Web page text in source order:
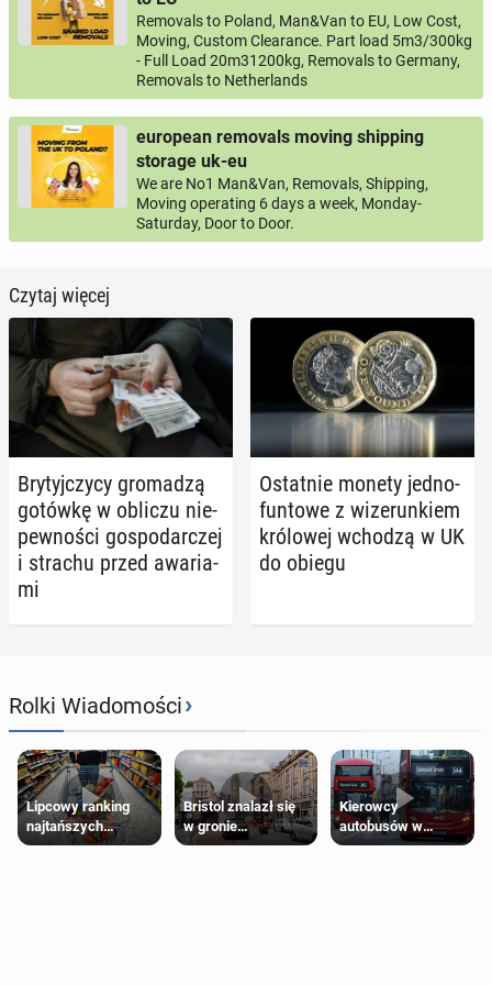
Removals to Poland, Man&Van to EU, Low Cost,
Moving, Custom Clearance. Part load 5m3/300kg
- Full Load 20m31200kg, Removals to Germany,
Removals to Netherlands
european removals moving shipping
storage uk-eu
We are No1 Man&Van, Removals, Shipping,
Moving operating 6 days a week, Monday-
Saturday, Door to Door.
Czytaj więcej
Bry­tyj­czy­cy gro­ma­dzą
gotówkę w obliczu nie­
pew­no­ści go­spo­dar­czej
i strachu przed awa­ria­
mi
Ostat­nie monety jed­no­
fun­to­we z wi­ze­run­kiem
kró­lo­wej wchodzą w UK
do obiegu
Rolki Wiadomości›
Lipcowy ranking
najtańszych
supermarketów
Bristol znalazł się
w gronie
najlepszych
Kierowcy
autobusów w
Londynie